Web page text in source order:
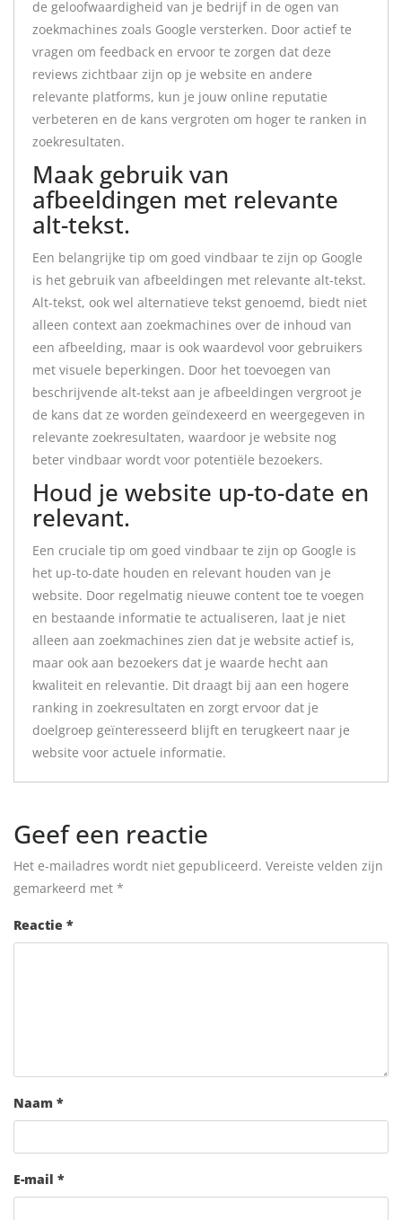
de geloofwaardigheid van je bedrijf in de ogen van
zoekmachines zoals Google versterken. Door actief te
vragen om feedback en ervoor te zorgen dat deze
reviews zichtbaar zijn op je website en andere
relevante platforms, kun je jouw online reputatie
verbeteren en de kans vergroten om hoger te ranken in
zoekresultaten.
Maak gebruik van
afbeeldingen met relevante
alt-tekst.
Een belangrijke tip om goed vindbaar te zijn op Google
is het gebruik van afbeeldingen met relevante alt-tekst.
Alt-tekst, ook wel alternatieve tekst genoemd, biedt niet
alleen context aan zoekmachines over de inhoud van
een afbeelding, maar is ook waardevol voor gebruikers
met visuele beperkingen. Door het toevoegen van
beschrijvende alt-tekst aan je afbeeldingen vergroot je
de kans dat ze worden geïndexeerd en weergegeven in
relevante zoekresultaten, waardoor je website nog
beter vindbaar wordt voor potentiële bezoekers.
Houd je website up-to-date en
relevant.
Een cruciale tip om goed vindbaar te zijn op Google is
het up-to-date houden en relevant houden van je
website. Door regelmatig nieuwe content toe te voegen
en bestaande informatie te actualiseren, laat je niet
alleen aan zoekmachines zien dat je website actief is,
maar ook aan bezoekers dat je waarde hecht aan
kwaliteit en relevantie. Dit draagt bij aan een hogere
ranking in zoekresultaten en zorgt ervoor dat je
doelgroep geïnteresseerd blijft en terugkeert naar je
website voor actuele informatie.
Geef een reactie
Het e-mailadres wordt niet gepubliceerd. Vereiste velden zijn
gemarkeerd met *
Reactie *
Naam *
E-mail *